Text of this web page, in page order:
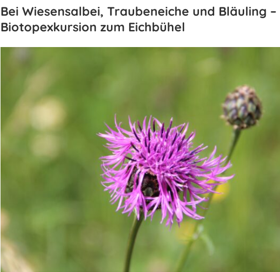
Bei Wiesensalbei, Traubeneiche und Bläuling –
Biotopexkursion zum Eichbühel